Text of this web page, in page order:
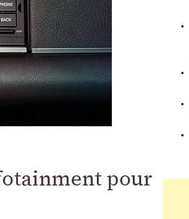
pour